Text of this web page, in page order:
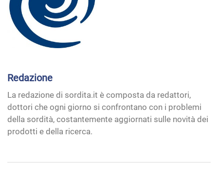
Redazione
La redazione di sordita.it è composta da redattori,
dottori che ogni giorno si confrontano con i problemi
della sordità, costantemente aggiornati sulle novità dei
prodotti e della ricerca.